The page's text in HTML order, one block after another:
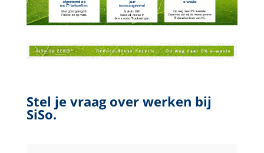
Stel je vraag over werken bij
SiSo.